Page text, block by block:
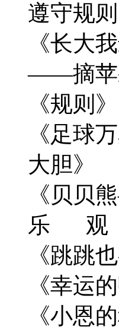
遵守规则
《长大
——摘苹
《规
《足
大胆》
《贝
乐 观
《跳
《幸运
《小